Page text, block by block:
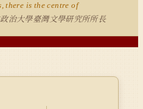
there is the centre of
大學臺灣文學研究所所長